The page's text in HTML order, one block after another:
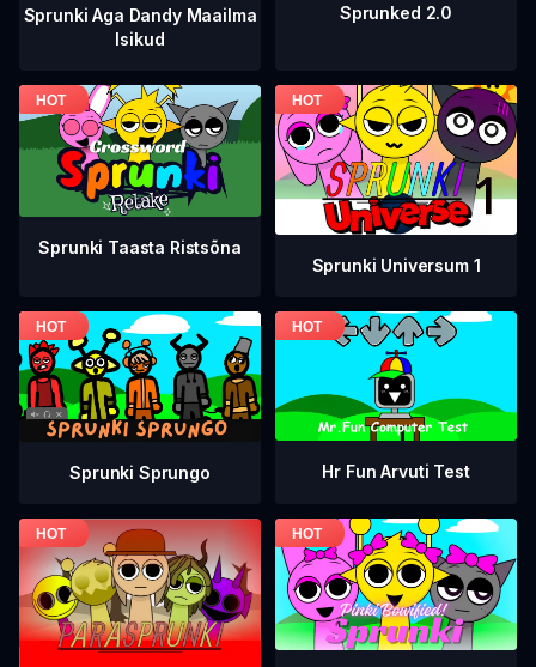
Sprunki Aga Dandy Maailma
Isikud
Sprunked 2.0
Sprunki Taasta Ristsõna
Sprunki Universum 1
Sprunki Sprungo Hr Fun Arvuti Test